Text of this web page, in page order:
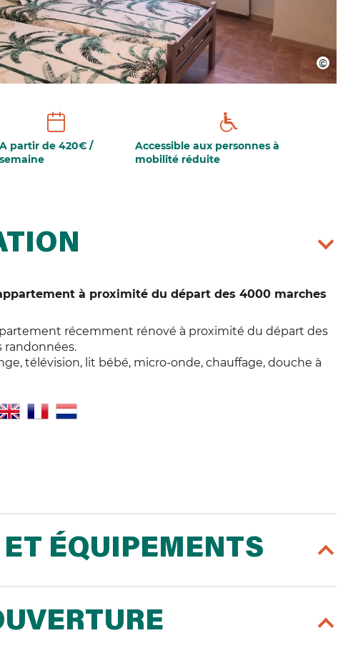
A partir de 420€ /
semaine
Accessible aux personnes à
mobilité réduite
à proximité du départ des 4000 marches
récemment rénové à proximité du départ des
randonnées.
télévision, lit bébé, micro-onde, chauffage, douche à
ÉQUIPEMENTS